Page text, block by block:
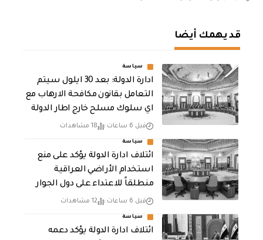
قد يهمك أيضا
سياسة
ادارة الدولة: بعد 30 ايلول سيتم
التعامل بقانون مكافحة الارهاب مع
اي سلوك مسلح خارج اطار الدولة
قبل 6 ساعات 18 مشاهدات
سياسة
ائتلاف ادارة الدولة يؤكد على منع
استخدام الأراضي العراقية
منطلقاً للاعتداء على دول الجوار
قبل 6 ساعات 12 مشاهدات
سياسة
ائتلاف ادارة الدولة يؤكد دعمه